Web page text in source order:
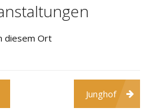
diesem Ort
Junghof